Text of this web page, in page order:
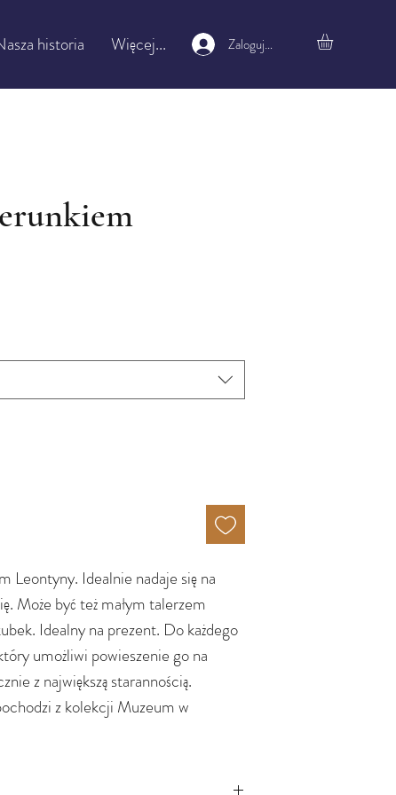
historia Więcej... Zaloguj się
Leontyny. Idealnie nadaje się na
Może być też małym talerzem
Idealny na prezent. Do każdego
umożliwi powieszenie go na
z największą starannością.
z kolekcji Muzeum w